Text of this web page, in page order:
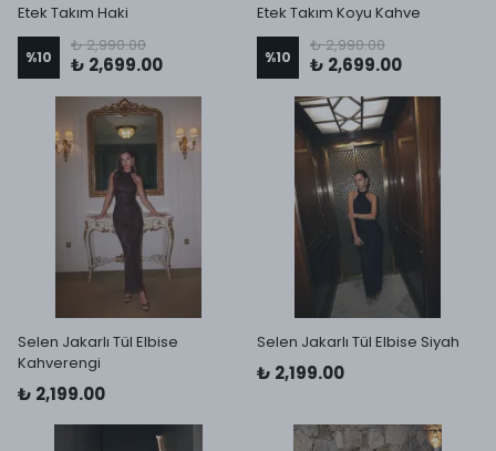
Etek Takım Haki
%10
₺ 2,990.00
₺ 2,699.00
Etek Takım Koyu Kahve
%10
₺ 2,990.00
₺ 2,699.00
Selen Jakarlı Tül Elbise
Kahverengi
₺ 2,199.00
Selen Jakarlı Tül Elbise Siyah
₺ 2,199.00